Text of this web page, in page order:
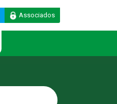
Associados